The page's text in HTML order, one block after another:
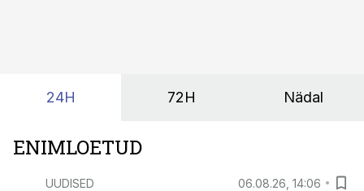
24H 72H Nädal
ENIMLOETUD
UUDISED 06.08.26, 14:06